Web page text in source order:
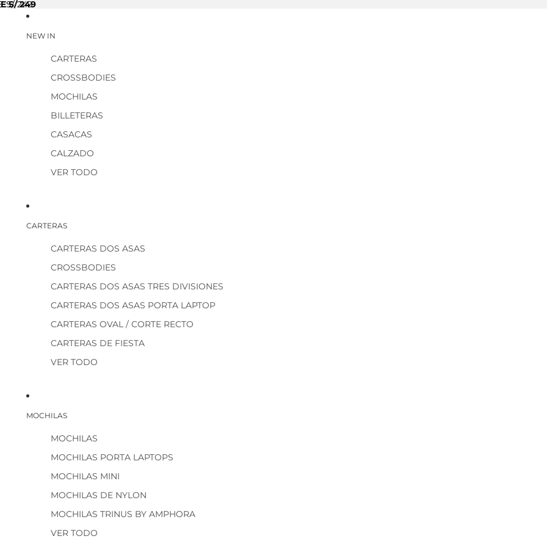
S/ 249
S/ 249
NEW IN
CARTERAS
CROSSBODIES
MOCHILAS
BILLETERAS
CASACAS
CALZADO
VER TODO
CARTERAS
CARTERAS DOS ASAS
CROSSBODIES
CARTERAS DOS ASAS TRES DIVISIONES
CARTERAS DOS ASAS PORTA LAPTOP
CARTERAS OVAL / CORTE RECTO
CARTERAS DE FIESTA
VER TODO
MOCHILAS
MOCHILAS
MOCHILAS PORTA LAPTOPS
MOCHILAS MINI
MOCHILAS DE NYLON
MOCHILAS TRINUS BY AMPHORA
VER TODO